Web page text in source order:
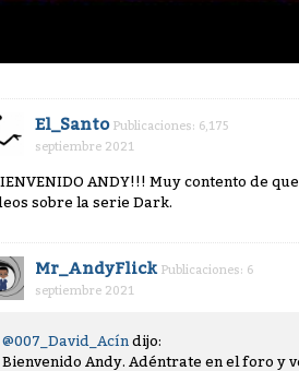
El_Santo Publicaciones: 6,175
septiembre 2021
ANDY!!! Muy contento de
sobre la serie Dark.
Mr_AndyFlick Publicaciones: 6
septiembre 2021
@007_David_Acín dijo:
Bienvenido Andy. Adéntrate en el foro y